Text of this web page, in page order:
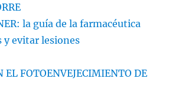
la guía de la farmacéutica
y evitar lesiones
EL FOTOENVEJECIMIENTO DE